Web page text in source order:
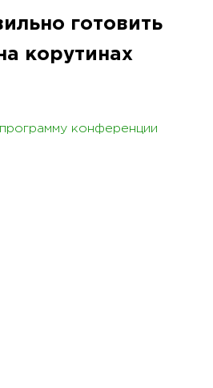
готовить
корутинах
конференции